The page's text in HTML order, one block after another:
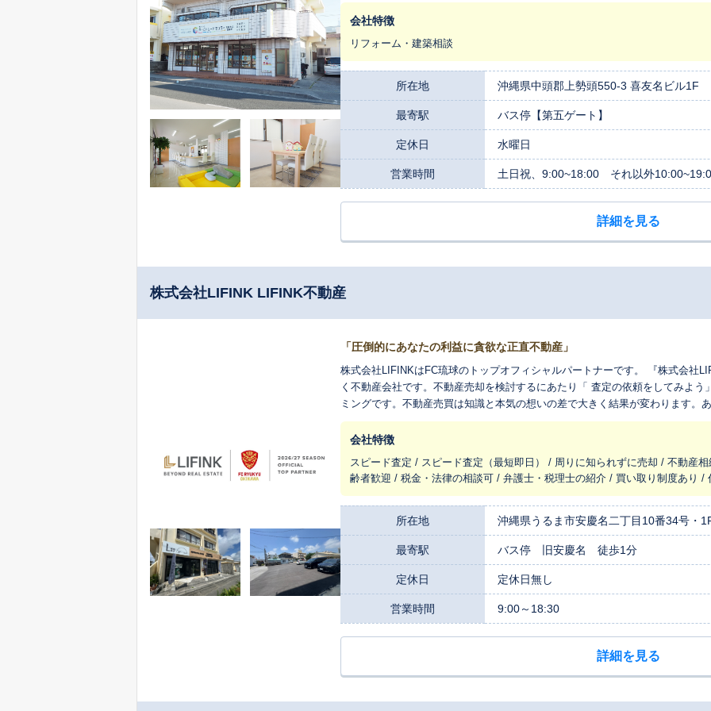
研究所調べ）
会社特徴
リフォーム・建築相談
所在地 沖縄県中頭郡上勢頭550-3 喜友名ビル1F
最寄駅 バス停【第五ゲート】
定休日 水曜日
営業時間 土日祝、9:00~18:00 それ以外
詳細を見る
株式会社LIFINK LIFINK不動産
「圧倒的にあなたの利益に貪欲な正直不動産」
株式会社LIFINKはFC琉球のトップオフィシャルパートナーです。 『株式会社
く不動産会社です。不動産売却を検討するにあたり「 査定の依頼をしてみよ
ミングです。不動産売買は知識と本気の想いの差で大きく結果が変わります。
晴らしいものにする為、弊社の知識と販売力を全てお伝え致します！売却する
て、知識を得て家族で確定していくものです。 「想いで人と住まいを結ぶ」「圧倒的にあなたの利益に貪欲な正直不動
会社特徴
スピード査定 / スピード査定（最短即日） / 周りに知られずに売却 / 不動産
齢者歓迎 / 税金・法律の相談可 / 弁護士・税理士の紹介 / 買い取り制度あり /
所在地 沖縄県うるま市安慶名二丁目10番34号・
最寄駅 バス停 旧安慶名 徒歩1分
定休日 定休日無し
営業時間 9:00～18:30
詳細を見る